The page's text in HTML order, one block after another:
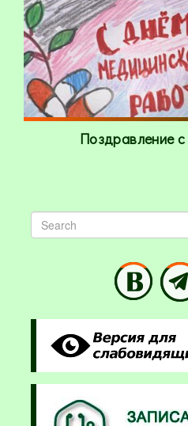
Поздравление
Search